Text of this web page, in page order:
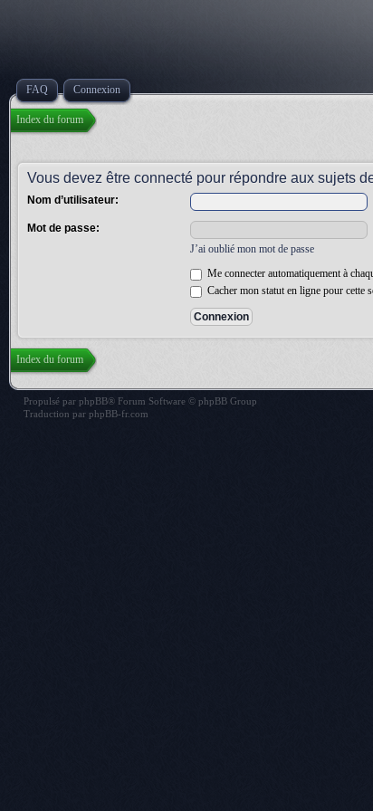
FAQ Connexion
Index du forum
Vous devez être connecté pour répondre aux sujets
Nom d’utilisateur:
Mot de passe:
J’ai oublié mon mot de passe
Me connecter automatiquement à
Cacher mon statut en ligne pour cette
Index du forum
Propulsé par phpBB® Forum Software © phpBB Group
Traduction par phpBB-fr.com